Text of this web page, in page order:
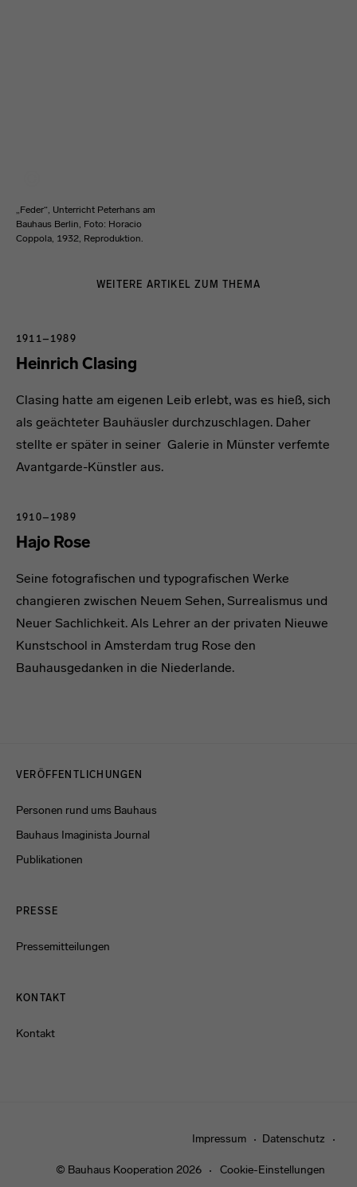
„Feder“, Unterricht Peterhans am
Bauhaus Berlin, Foto: Horacio
Coppola, 1932, Reproduktion.
WEITERE ARTIKEL ZUM THEMA
Heinrich Clasing
1911–1989
Clasing hatte am eigenen Leib erlebt, was es hieß, sich
als geächteter Bauhäusler durchzuschlagen. Daher
stellte er später in seiner Galerie in Münster verfemte
Avantgarde-Künstler aus.
Hajo Rose
1910–1989
Seine fotografischen und typografischen Werke
changieren zwischen Neuem Sehen, Surrealismus und
Neuer Sachlichkeit. Als Lehrer an der privaten Nieuwe
Kunstschool in Amsterdam trug Rose den
Bauhausgedanken in die Niederlande.
VERÖFFENTLICHUNGEN
Personen rund ums Bauhaus
Bauhaus Imaginista Journal
Publikationen
PRESSE
Pressemitteilungen
KONTAKT
Kontakt
Impressum Datenschutz
© Bauhaus Kooperation 2026 Cookie-Einstellungen